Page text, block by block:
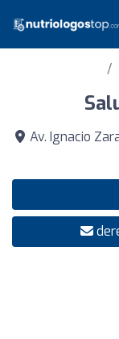
Av. Ignacio